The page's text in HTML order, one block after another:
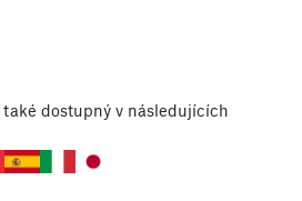
dostupný v následujících